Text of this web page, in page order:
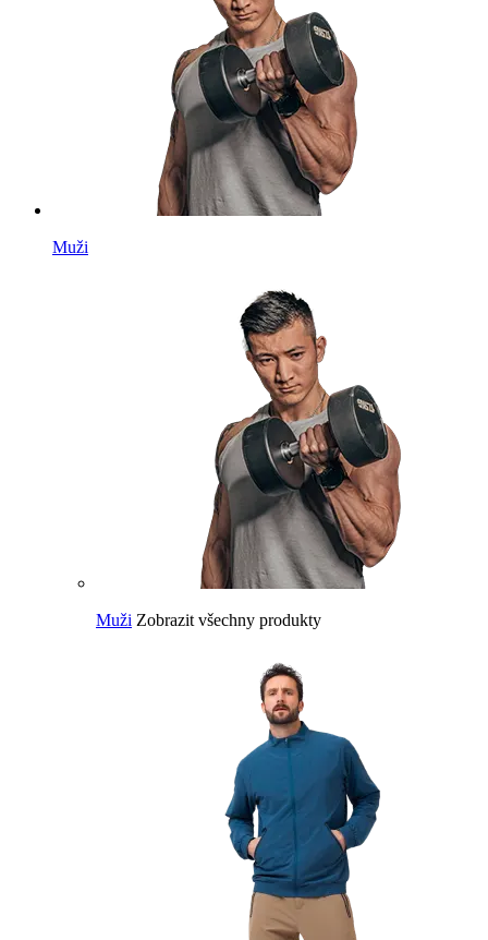
Muži
Muži Zobrazit všechny produkty